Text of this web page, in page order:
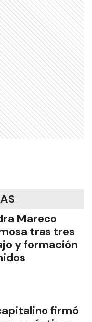
Mareco
tras tres
y formación
firmó